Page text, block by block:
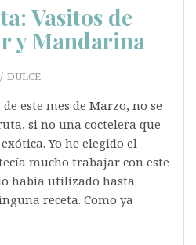
Vasitos de
y Mandarina
DULCE
este mes de Marzo, no se
si no una coctelera que
Yo he elegido el
mucho trabajar con este
había utilizado hasta
receta. Como ya